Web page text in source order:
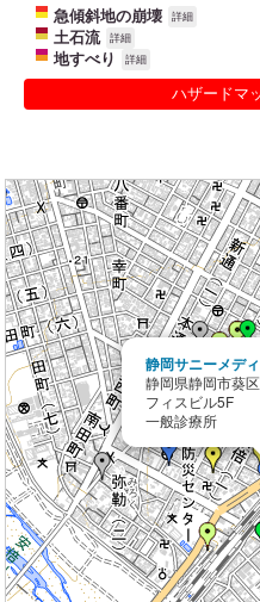
急傾斜地の崩壊
詳細
土石流 詳細
地すべり 詳細
ハザードマ
静岡サニーメデ
静岡県静岡市葵
フィスビル5F
一般診療所